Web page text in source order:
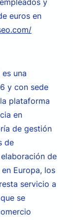
y
euros en
una
y con sede
plataforma
en
de gestión
de
de
Europa, los
servicio a
se